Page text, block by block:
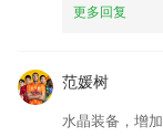
联系我们更多回复
范媛树
水晶装备，增